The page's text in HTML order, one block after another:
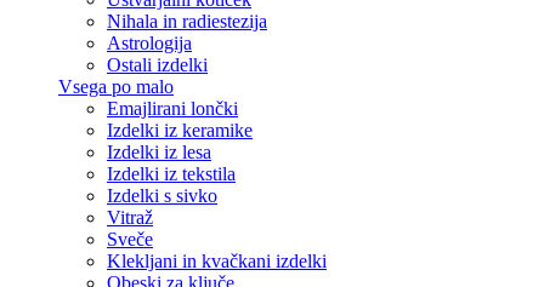
Nihala in radiestezija
Astrologija
Ostali izdelki
Vsega po malo
Emajlirani lončki
Izdelki iz keramike
Izdelki iz lesa
Izdelki iz tekstila
Izdelki s sivko
Vitraž
Sveče
Klekljani in kvačkani izdelki